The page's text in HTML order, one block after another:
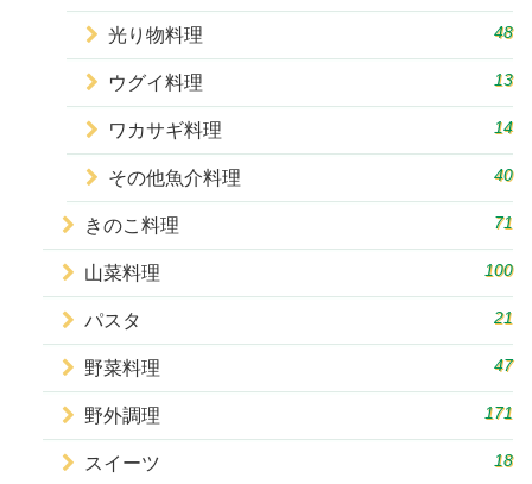
光り物料理 48
ウグイ料理 13
ワカサギ料理 14
その他魚介料理 40
きのこ料理 71
山菜料理 100
パスタ 21
野菜料理 47
野外調理 171
スイーツ 18